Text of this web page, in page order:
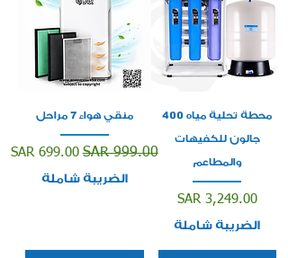
محطة تحلية مياه 400
جالون للكفيهات
والمطاعم
السعر
SAR 3,249.00
الضريبة شاملة
منقي هواء 7 مراحل
سعر عادي
SAR 999.00 سعر البيع
SAR 699.00
الضريبة شاملة